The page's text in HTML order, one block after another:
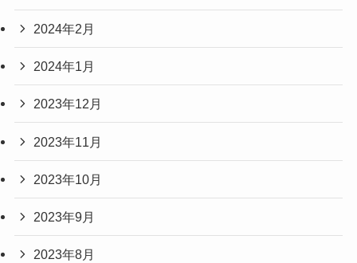
2024年2月
2024年1月
2023年12月
2023年11月
2023年10月
2023年9月
2023年8月